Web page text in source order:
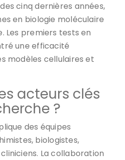
cinq dernières années,
en biologie moléculaire
Les premiers tests en
une efficacité
modèles cellulaires et
acteurs clés
?
des équipes
biologistes,
La collaboration